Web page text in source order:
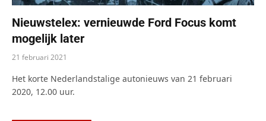
Nieuwstelex: vernieuwde Ford Focus komt
mogelijk later
21 februari 2021
Het korte Nederlandstalige autonieuws van 21 februari
2020, 12.00 uur.